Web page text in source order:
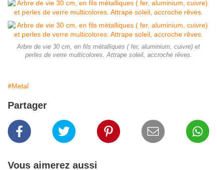
Arbre de vie 30 cm, en fils métalliques ( fer, aluminium, cuivre) et
perles de verre multicolores. Attrape soleil, accroche rêves.
#Metal
Partager
Vous aimerez aussi